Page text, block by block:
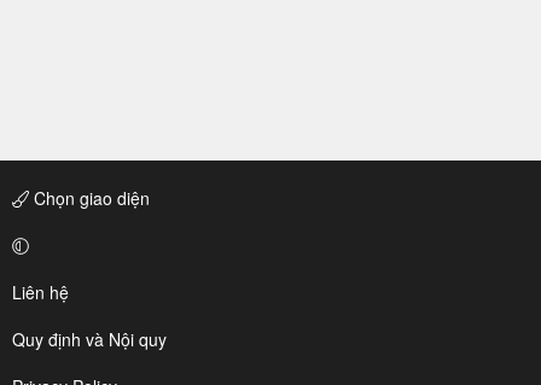
Chọn giao diện
Liên hệ
Quy định và Nội quy